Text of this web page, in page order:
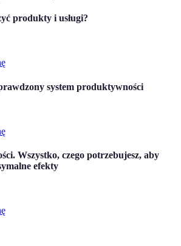
produkty i usługi?
system produktywności
Wszystko, czego potrzebujesz, aby
efekty